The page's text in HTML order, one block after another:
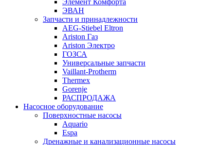
Элемент Комфорта
ЭВАН
Запчасти и принадлежности
AEG-Stiebel Eltron
Ariston Газ
Ariston Электро
ГОЗСА
Универсальные запчасти
Vaillant-Protherm
Thermex
Gorenje
РАСПРОДАЖА
Насосное оборудование
Поверхностные насосы
Aquario
Espa
Дренажные и канализационные насосы